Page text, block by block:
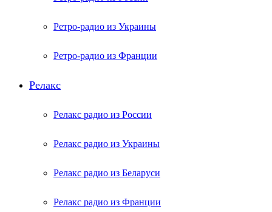
Ретро-радио из Украины
Ретро-радио из Франции
Релакс
Релакс радио из России
Релакс радио из Украины
Релакс радио из Беларуси
Релакс радио из Франции